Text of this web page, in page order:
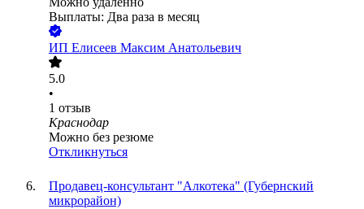
Выплаты: Два раза в месяц
ИП Елисеев Максим Анатольевич
5.0
•
1 отзыв
Краснодар
Можно без резюме
Откликнуться
Продавец-консультант "Алкотека" (Губернский
микрорайон)